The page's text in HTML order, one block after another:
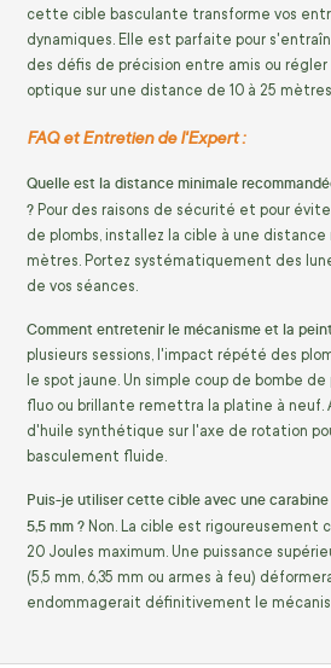
cette cible basculante transforme vos
dynamiques. Elle est parfaite pour
des défis de précision entre amis ou
optique sur une distance de 10 à 25
FAQ et Entretien de l'Expert :
Quelle est la distance minimale
? Pour des raisons de sécurité et pour
de plombs, installez la cible à une distance
mètres. Portez systématiquement des
de vos séances.
Comment entretenir le mécanisme et la
plusieurs sessions, l'impact répété des
le spot jaune. Un simple coup de bombe
fluo ou brillante remettra la platine à neuf.
d'huile synthétique sur l'axe de rotation
basculement fluide.
Puis-je utiliser cette cible avec une
5,5 mm ? Non. La cible est rigoureusement
20 Joules maximum. Une puissance
(5,5 mm, 6,35 mm ou armes à feu)
endommagerait définitivement le